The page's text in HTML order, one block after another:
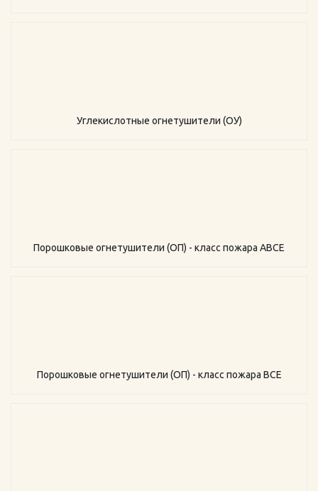
Углекислотные огнетушители (ОУ)
Порошковые огнетушители (ОП) - класс пожара АВСЕ
Порошковые огнетушители (ОП) - класс пожара ВСЕ